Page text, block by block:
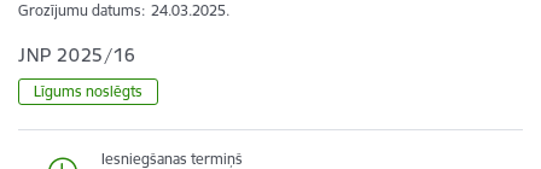
Grozījumu datums: 24.03.2025.
JNP 2025/16
Līgums noslēgts
Iesniegšanas termiņš